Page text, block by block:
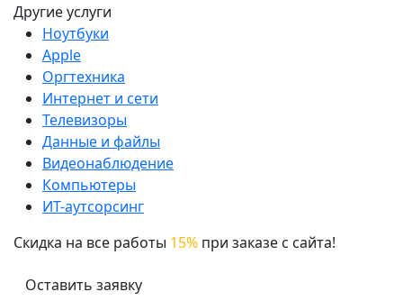
Другие услуги
Ноутбуки
Apple
Оргтехника
Интернет и сети
Телевизоры
Данные и файлы
Видеонаблюдение
Компьютеры
ИТ-аутсорсинг
Скидка на все работы 15% при заказе с сайта!
Оставить заявку